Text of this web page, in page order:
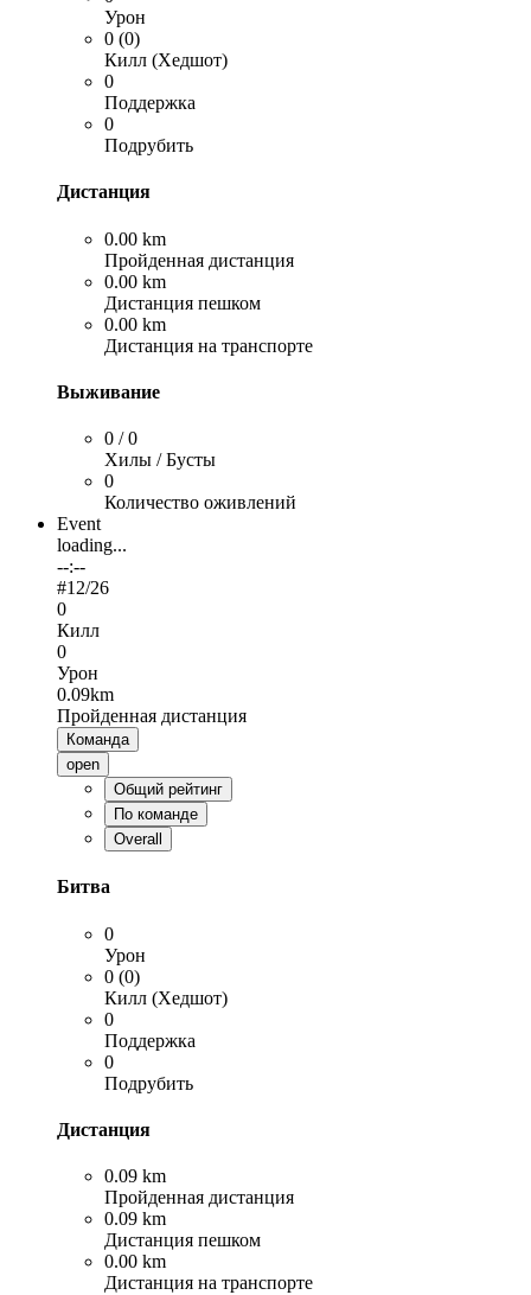
Урон
0 (0)
Килл (Хедшот)
0
Поддержка
0
Подрубить
Дистанция
0.00 km
Пройденная дистанция
0.00 km
Дистанция пешком
0.00 km
Дистанция на транспорте
Выживание
0 / 0
Хилы / Бусты
0
Количество оживлений
Event
loading...
--:--
#12/26
0
Килл
0
Урон
0.09km
Пройденная дистанция
Команда
open
Общий рейтинг
По команде
Overall
Битва
0
Урон
0 (0)
Килл (Хедшот)
0
Поддержка
0
Подрубить
Дистанция
0.09 km
Пройденная дистанция
0.09 km
Дистанция пешком
0.00 km
Дистанция на транспорте